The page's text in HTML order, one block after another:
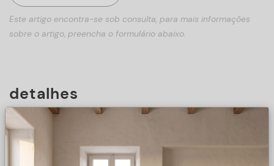
Este artigo encontra-se sob consulta, para mais informações
sobre o artigo, preencha o formulário abaixo.
detalhes